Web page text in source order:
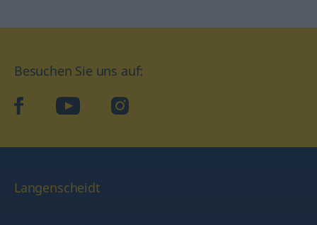
Besuchen Sie uns auf:
facebookYouTube Instagram
Langenscheidt